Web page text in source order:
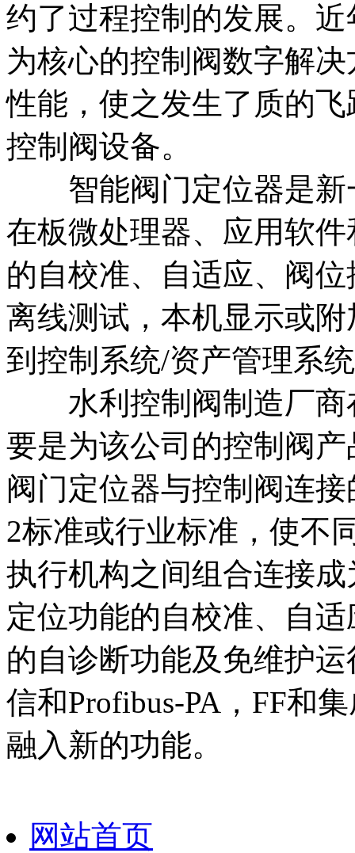
约了过程控制的发展。
为核心的控制阀数字解
性能，使之发生了质的
控制阀设备。
智能阀门定位器是新
在板微处理器、应用软
的自校准、自适应、阀
离线测试，本机显示或
到控制系统/资产管理系
水利控制阀制造厂商
要是为该公司的控制阀
阀门定位器与控制阀连接
2标准或行业标准，使不
执行机构之间组合连接
定位功能的自校准、自
的自诊断功能及免维护
信和Profibus-PA，FF和
融入新的功能。
网站首页